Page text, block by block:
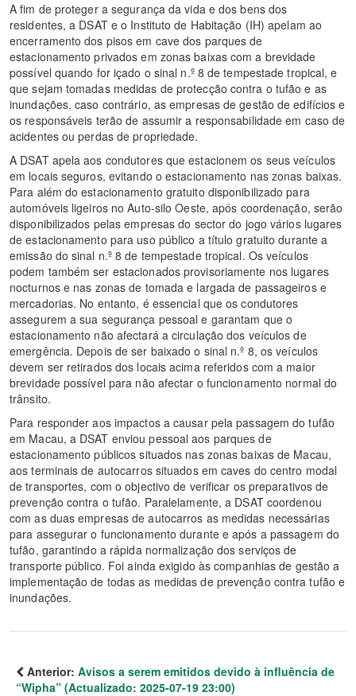
A fim de proteger a segurança da vida e dos bens dos
residentes, a DSAT e o Instituto de Habitação (IH) apelam ao
encerramento dos pisos em cave dos parques de
estacionamento privados em zonas baixas com a brevidade
possível quando for içado o sinal n.º 8 de tempestade tropical, e
que sejam tomadas medidas de protecção contra o tufão e as
inundações, caso contrário, as empresas de gestão de edifícios e
os responsáveis terão de assumir a responsabilidade em caso de
acidentes ou perdas de propriedade.
A DSAT apela aos condutores que estacionem os seus veículos
em locais seguros, evitando o estacionamento nas zonas baixas.
Para além do estacionamento gratuito disponibilizado para
automóveis ligeiros no Auto-silo Oeste, após coordenação, serão
disponibilizados pelas empresas do sector do jogo vários lugares
de estacionamento para uso público a título gratuito durante a
emissão do sinal n.º 8 de tempestade tropical. Os veículos
podem também ser estacionados provisoriamente nos lugares
nocturnos e nas zonas de tomada e largada de passageiros e
mercadorias. No entanto, é essencial que os condutores
assegurem a sua segurança pessoal e garantam que o
estacionamento não afectará a circulação dos veículos de
emergência. Depois de ser baixado o sinal n.º 8, os veículos
devem ser retirados dos locais acima referidos com a maior
brevidade possível para não afectar o funcionamento normal do
trânsito.
Para responder aos impactos a causar pela passagem do tufão
em Macau, a DSAT enviou pessoal aos parques de
estacionamento públicos situados nas zonas baixas de Macau,
aos terminais de autocarros situados em caves do centro modal
de transportes, com o objectivo de verificar os preparativos de
prevenção contra o tufão. Paralelamente, a DSAT coordenou
com as duas empresas de autocarros as medidas necessárias
para assegurar o funcionamento durante e após a passagem do
tufão, garantindo a rápida normalização dos serviços de
transporte público. Foi ainda exigido às companhias de gestão a
implementação de todas as medidas de prevenção contra tufão e
inundações.
Anterior: Avisos a serem emitidos devido à influência de
“Wipha” (Actualizado: 2025-07-19 23:00)